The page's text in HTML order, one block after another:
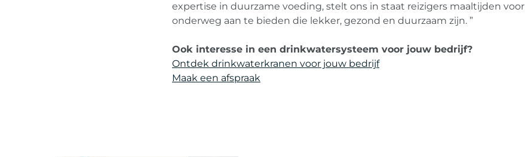
expertise in duurzame voeding, stelt ons in staat reizigers maaltijden voor
onderweg aan te bieden die lekker, gezond en duurzaam zijn. ”
Ook interesse in een drinkwatersysteem voor jouw bedrijf?
Ontdek drinkwaterkranen voor jouw bedrijf
Maak een afspraak